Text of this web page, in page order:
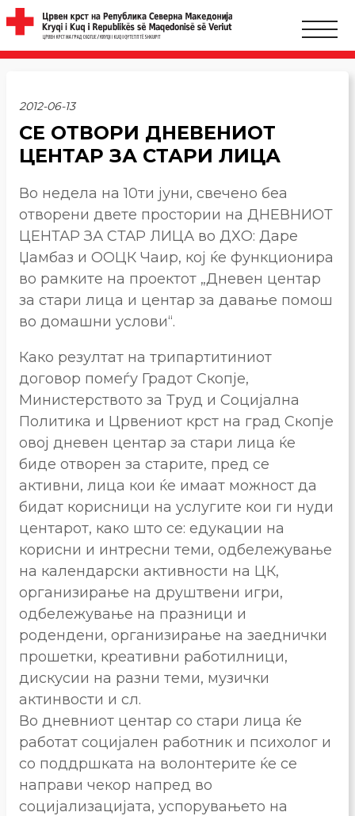
2012-06-13
СЕ ОТВОРИ ДНЕВЕНИОТ
ЦЕНТАР ЗА СТАРИ ЛИЦА
Во недела на 10ти јуни, свечено беа
отворени двете простории на ДНЕВНИОТ
ЦЕНТАР ЗА СТАР ЛИЦА во ДХО: Даре
Џамбаз и ООЦК Чаир, кој ќе функционира
во рамките на проектот „Дневен центар
за стари лица и центар за давање помош
во домашни услови“.
Како резултат на трипартитиниот
договор помеѓу Градот Скопје,
Министерството за Труд и Социјална
Политика и Црвениот крст на град Скопје
овој дневен центар за стари лица ќе
биде отворен за старите, пред се
активни, лица кои ќе имаат можност да
бидат корисници на услугите кои ги нуди
центарот, како што се: едукации на
корисни и интресни теми, одбележување
на календарски активности на ЦК,
организирање на друштвени игри,
одбележување на празници и
родендени, организирање на заеднички
прошетки, креативни работилници,
дискусии на разни теми, музички
актинвости и сл.
Во дневниот центар со стари лица ќе
работат социјален работник и психолог и
со поддршката на волонтерите ќе се
направи чекор напред во
социјализацијата, успорувањето на